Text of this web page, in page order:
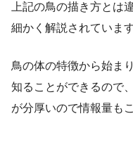
上記の鳥の描き方とは
細かく解説されています
鳥の体の特徴から始ま
知ることができるので
が分厚いので情報量も